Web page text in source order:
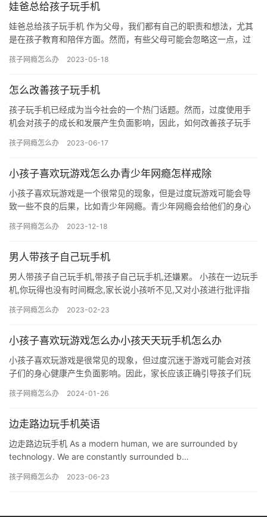
娃爸总给孩子玩手机
娃爸总给孩子玩手机 作为父母，我们都有自己的职责和想法，尤其
是在孩子教育和陪伴方面。然而，有些父母可能会忽略这一点，过
总给…
孩子网瘾怎么办 2023-05-18
怎么改善孩子玩手机
孩子玩手机已经成为当今社会的一个热门话题。然而，过度使用手
机会对孩子的成长和发展产生负面影响，因此，如何改善孩子玩手
议：…
孩子网瘾怎么办 2023-06-17
小孩子喜欢玩游戏怎么办青少年网瘾怎样戒除
小孩子喜欢玩游戏是一个很常见的现象，但是过度玩游戏可能会导
致一些不良的后果，比如青少年网瘾。青少年网瘾会给他们的身心
长和教…
孩子网瘾怎么办 2023-12-18
男人带孩子自己玩手机
男人带孩子自己玩手机,带孩子自己玩手机,还嫌累。 小孩在一边玩手
机,你玩得也没有时间概念,家长说小孩听不见,又对小孩进行批评指
孩子网瘾怎么办 2023-02-23
小孩子喜欢玩游戏怎么办小孩天天玩手机怎么办
小孩子喜欢玩游戏是很常见的现象，但过度沉迷于游戏可能会对孩
子们的身心健康产生负面影响。因此，家长应该正确引导孩子们玩
长正…
孩子网瘾怎么办 2024-01-26
边走路边玩手机英语
边走路边玩手机 As a modern human, we are surrounded by
technology. We are constantly surrounded b…
孩子网瘾怎么办 2023-06-23